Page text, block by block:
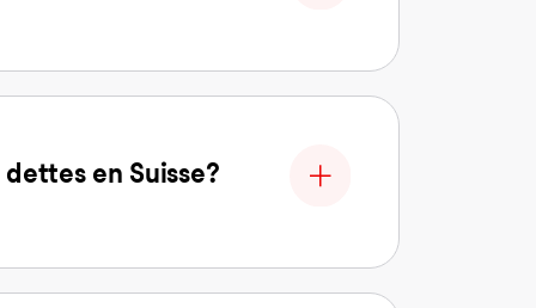
en Suisse?